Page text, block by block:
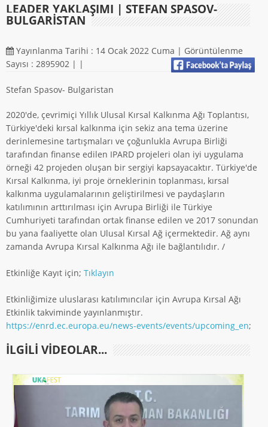
LEADER YAKLAŞIMI | STEFAN SPASOV-
BULGARISTAN
Yayınlanma Tarihi : 14 Ocak 2022 Cuma | Görüntülenme
Sayısı : 2895902 | |
Stefan Spasov- Bulgaristan
2020'de, çevrimiçi Yıllık Ulusal Kırsal Kalkınma Ağı Toplantısı,
Türkiye'deki kırsal kalkınma için sekiz ana tema üzerine
derinlemesine tartışmaları ve çoğunlukla Avrupa Birliği
tarafından finanse edilen IPARD projeleri olan iyi uygulama
örneği 42 projeden oluşan bir sergiyi kapsayacaktır. Türkiye'de
Kırsal Kalkınma, iyi proje örneklerinin toplanması, kırsal
kalkınma uygulamalarının geliştirilmesi ve paydaşların
katılımının arttırılması için Avrupa Birliği ile Türkiye
Cumhuriyeti tarafından ortak finanse edilen ve 2017 sonundan
bu yana faaliyette olan Ulusal Kırsal Ağ içermektedir. Ağ aynı
zamanda Avrupa Kırsal Kalkınma Ağı ile bağlantılıdır. /
Etkinliğe Kayıt için; Tıklayın
Etkinliğimize uluslarası katılımıncılar için Avrupa Kırsal Ağı
Etkinlik takviminde yayınlanmıştır.
https://enrd.ec.europa.eu/news-events/events/upcoming_en;
ILGILI VIDEOLAR...